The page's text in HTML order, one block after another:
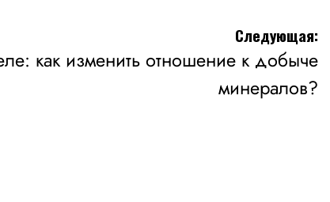
Следующая:
как изменить отношение к добыче
минералов?